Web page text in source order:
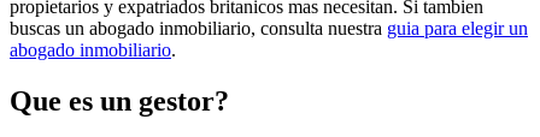
propietarios y expatriados britanicos mas necesitan. Si tambien
buscas un abogado inmobiliario, consulta nuestra guia para elegir un
abogado inmobiliario.
Que es un gestor?